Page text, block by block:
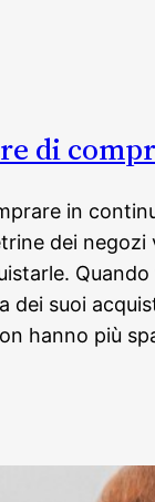
di
in
dei negozi
dei suoi
hanno più